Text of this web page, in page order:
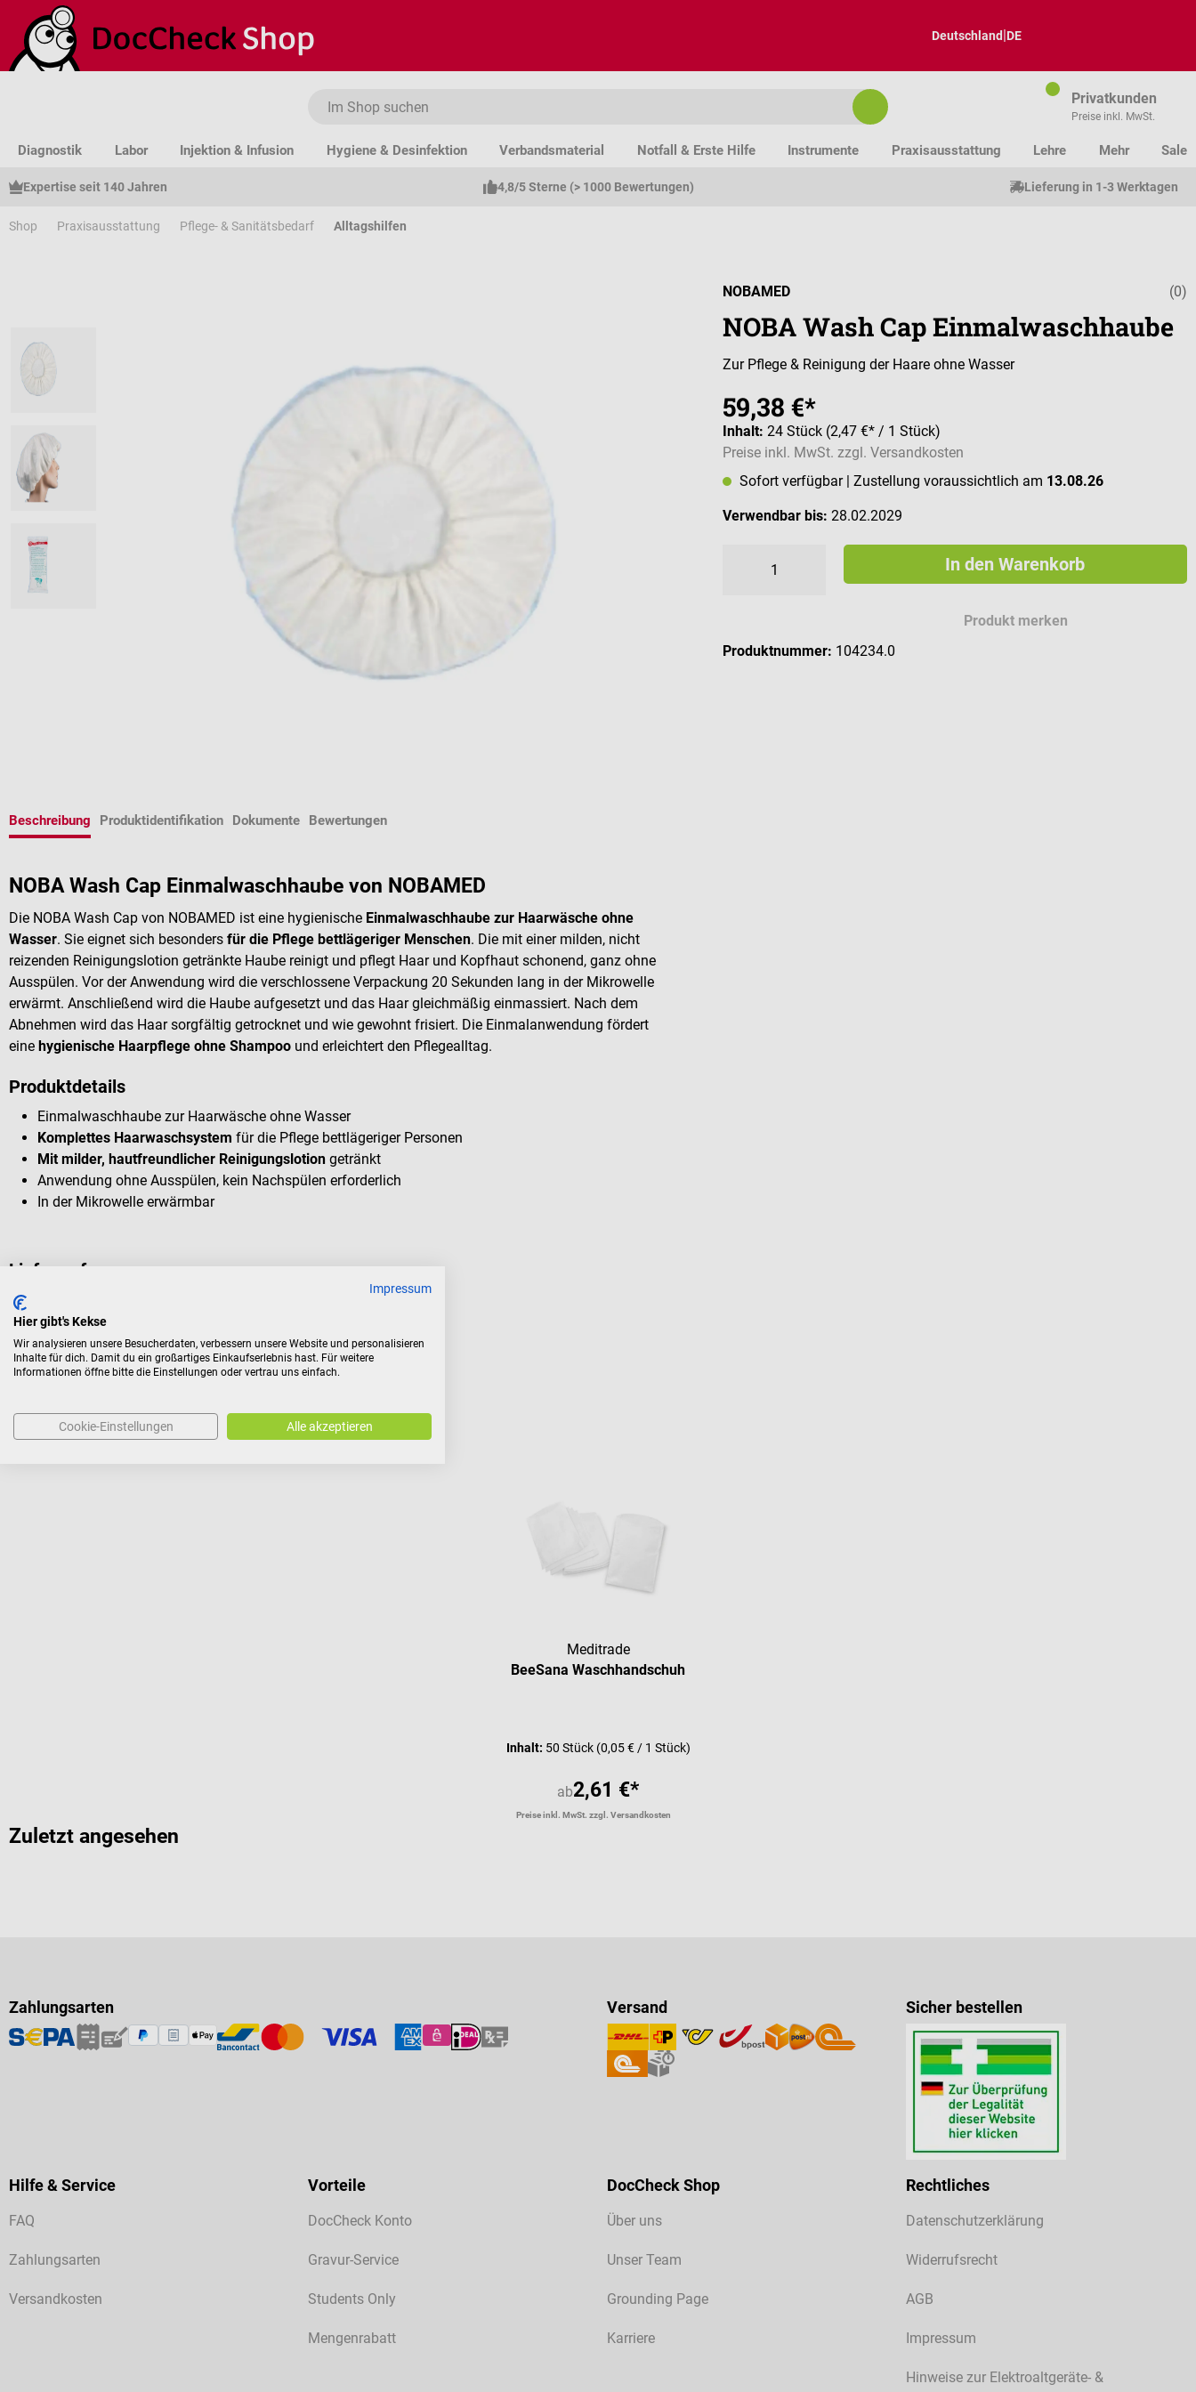
Hauptinhalt springen
Zur Suche springen
Zur Hauptnavigation springen
Deutschland|DE
Privatkunden
Preise inkl. MwSt.
Diagnostik Labor Injektion & Infusion Hygiene & Desinfektion Verbandsmaterial Notfall & Erste Hilfe Instrumente Praxisausstattung Lehre Mehr Sale
Expertise seit 140 Jahren 4,8/5 Sterne (> 1000 Bewertungen) Lieferung in 1-3 Werktagen
Shop Praxisausstattung Pflege- & Sanitätsbedarf Alltagshilfen
(0)
NOBAMED
NOBA Wash Cap Einmalwaschhaube
Zur Pflege & Reinigung der Haare ohne Wasser
59,38 €*
Inhalt:24 Stück (2,47 €* / 1 Stück)
Preise inkl. MwSt. zzgl. Versandkosten
Sofort verfügbar | Zustellung voraussichtlich am 13.08.26
Verwendbar bis: 28.02.2029
In den Warenkorb
Produkt merken
Produktnummer: 104234.0
Beschreibung Produktidentifikation Dokumente Bewertungen
NOBA Wash Cap Einmalwaschhaube von NOBAMED
Die NOBA Wash Cap von NOBAMED ist eine hygienische Einmalwaschhaube zur Haarwäsche ohne
Wasser. Sie eignet sich besonders für die Pflege bettlägeriger Menschen. Die mit einer milden, nicht
reizenden Reinigungslotion getränkte Haube reinigt und pflegt Haar und Kopfhaut schonend, ganz ohne
Ausspülen. Vor der Anwendung wird die verschlossene Verpackung 20 Sekunden lang in der Mikrowelle
erwärmt. Anschließend wird die Haube aufgesetzt und das Haar gleichmäßig einmassiert. Nach dem
Abnehmen wird das Haar sorgfältig getrocknet und wie gewohnt frisiert. Die Einmalanwendung fördert
eine hygienische Haarpflege ohne Shampoo und erleichtert den Pflegealltag.
Produktdetails
Einmalwaschhaube zur Haarwäsche ohne Wasser
Komplettes Haarwaschsystem für die Pflege bettlägeriger Personen
Mit milder, hautfreundlicher Reinigungslotion getränkt
Anwendung ohne Ausspülen, kein Nachspülen erforderlich
In der Mikrowelle erwärmbar
Lieferumfang
Meditrade
BeeSana Waschhandschuh
Inhalt: 50 Stück (0,05 € / 1 Stück)
ab2,61 €*
Preise inkl. MwSt. zzgl. Versandkosten
Zuletzt angesehen
Zahlungsarten Versand Sicher bestellen
Hilfe & Service
FAQ
Zahlungsarten
Versandkosten
Vorteile
DocCheck Konto
Gravur-Service
Students Only
Mengenrabatt
DocCheck Shop
Über uns
Unser Team
Grounding Page
Karriere
Rechtliches
Datenschutzerklärung
Widerrufsrecht
AGB
Impressum
Hinweise zur Elektroaltgeräte- &
Impressum
Hier gibt's Kekse
Wir analysieren unsere Besucherdaten, verbessern unsere Website und personalisieren
Inhalte für dich. Damit du ein großartiges Einkaufserlebnis hast. Für weitere
Informationen öffne bitte die Einstellungen oder vertrau uns einfach.
Cookie-Einstellungen Alle akzeptieren